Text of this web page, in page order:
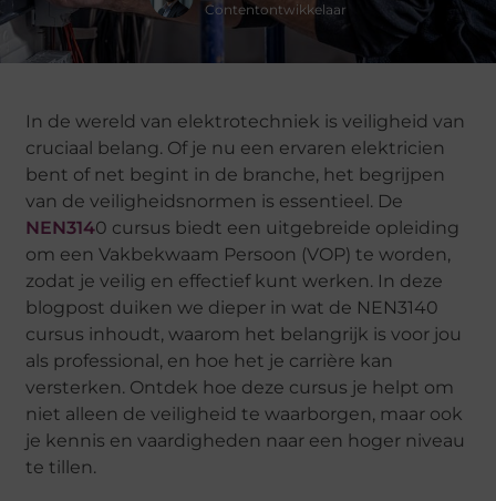
Contentontwikkelaar
In de wereld van elektrotechniek is veiligheid van
cruciaal belang. Of je nu een ervaren elektricien
bent of net begint in de branche, het begrijpen
van de veiligheidsnormen is essentieel. De
NEN3140 cursus biedt een uitgebreide opleiding
om een Vakbekwaam Persoon (VOP) te worden,
zodat je veilig en effectief kunt werken. In deze
blogpost duiken we dieper in wat de NEN3140
cursus inhoudt, waarom het belangrijk is voor jou
als professional, en hoe het je carrière kan
versterken. Ontdek hoe deze cursus je helpt om
niet alleen de veiligheid te waarborgen, maar ook
je kennis en vaardigheden naar een hoger niveau
te tillen.